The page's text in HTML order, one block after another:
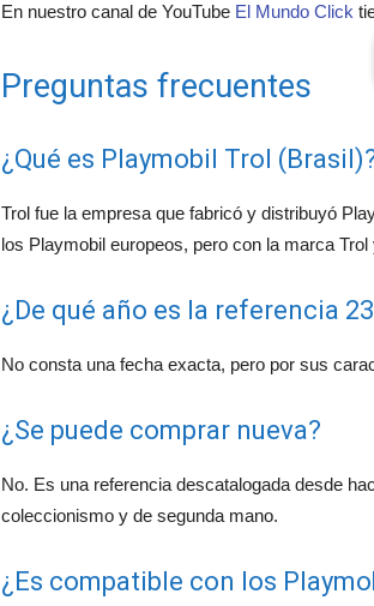
En nuestro canal de YouTube El Mundo Click
Preguntas frecuentes
¿Qué es Playmobil Trol
Trol fue la empresa que fabricó y distribuyó
los Playmobil europeos, pero con la marca
¿De qué año es la referencia
No consta una fecha exacta, pero por sus
¿Se puede comprar nueva?
No. Es una referencia descatalogada desde
coleccionismo y de segunda mano.
¿Es compatible con los